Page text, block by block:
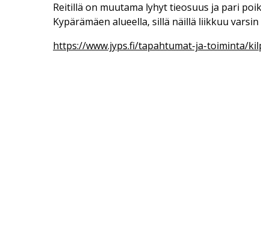
Reitillä on muutama lyhyt tieosuus ja pari
Kypärämäen alueella, sillä näillä liikkuu
https://www.jyps.fi/tapahtumat-ja-toiminta/